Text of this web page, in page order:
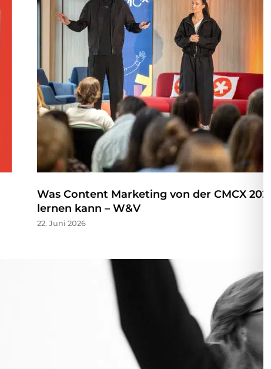
Was Content Marketing von der CMCX 2026
lernen kann – W&V
22. Juni 2026